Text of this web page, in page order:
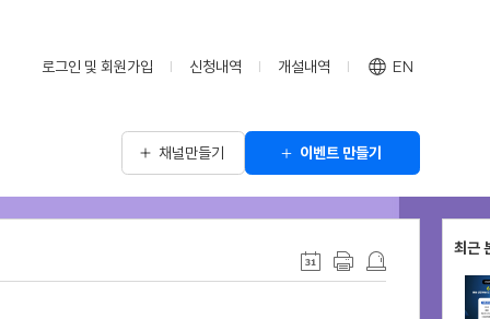
로그인 및 회원가입 신청내역 개설내역 EN
채널만들기 이벤트 만들기
최근